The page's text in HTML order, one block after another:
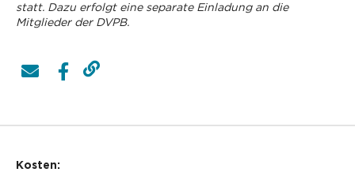
statt. Dazu erfolgt eine separate Einladung an die
Mitglieder der DVPB.
Kosten: